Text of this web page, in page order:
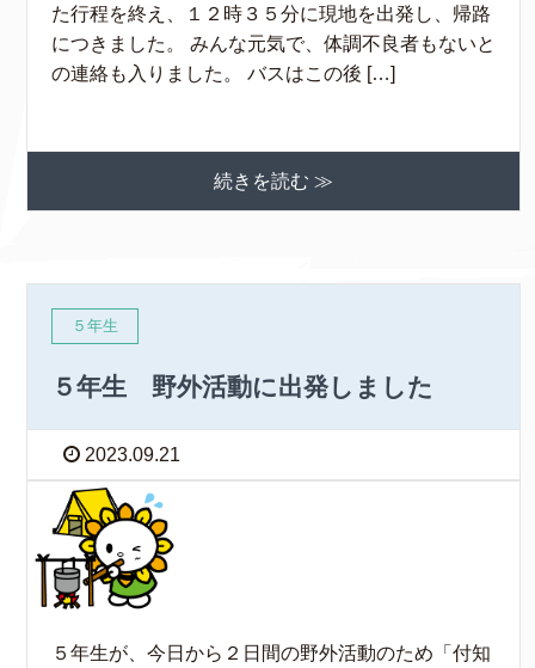
た行程を終え、１２時３５分に現地を出発し、帰路
につきました。 みんな元気で、体調不良者もないと
の連絡も入りました。 バスはこの後 […]
続きを読む ≫
５年生
５年生 野外活動に出発しました
2023.09.21
５年生が、今日から２日間の野外活動のため「付知